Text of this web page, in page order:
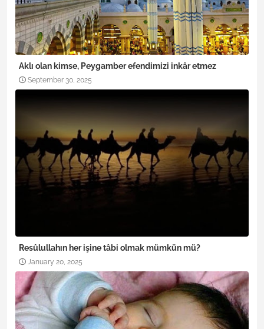
Aklı olan kimse, Peygamber efendimizi inkâr etmez
September 30, 2025
Resûlullahın her işine tâbi olmak mümkün mü?
January 20, 2025